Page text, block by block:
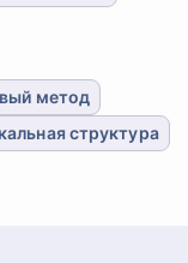
метод
структура